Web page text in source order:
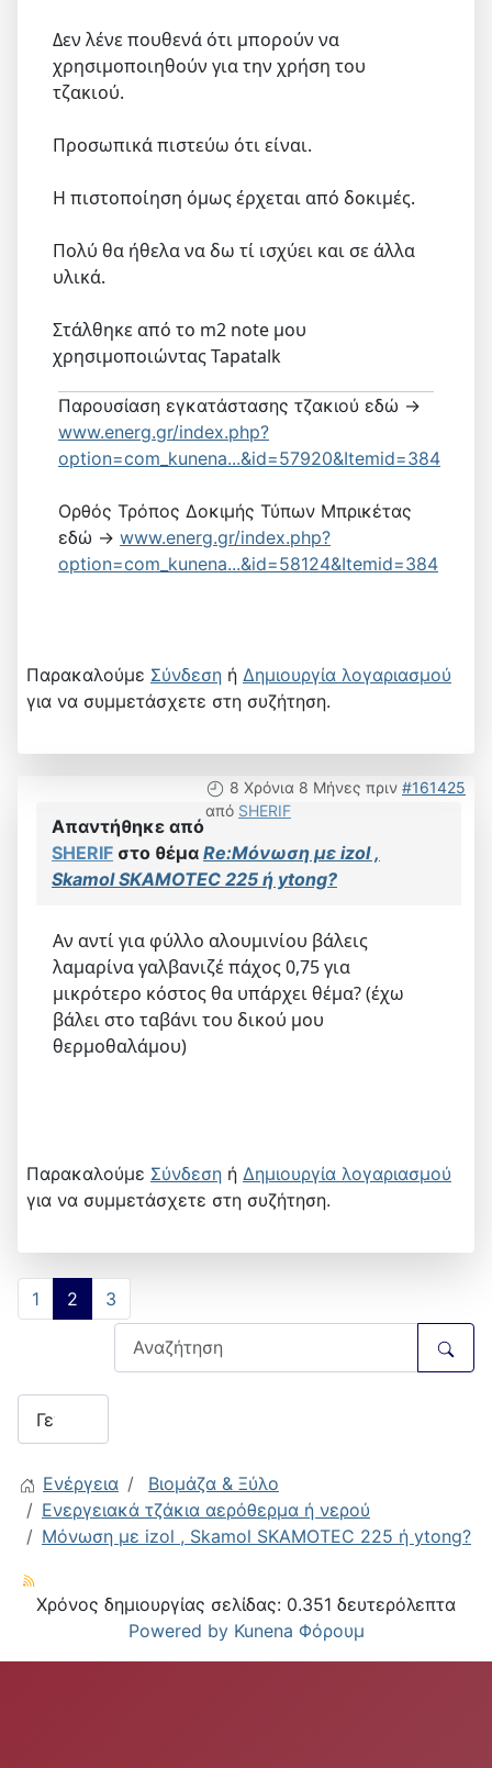
Δεν λένε πουθενά ότι μπορούν να
χρησιμοποιηθούν για την χρήση του
τζακιού.
Προσωπικά πιστεύω ότι είναι.
Η πιστοποίηση όμως έρχεται από δοκιμές.
Πολύ θα ήθελα να δω τί ισχύει και σε άλλα
υλικά.
Στάλθηκε από το m2 note μου
χρησιμοποιώντας Tapatalk
Παρουσίαση εγκατάστασης τζακιού εδώ ->
www.energ.gr/index.php?
option=com_kunena...&id=57920&Itemid=384
Ορθός Τρόπος Δοκιμής Τύπων Μπρικέτας
εδώ -> www.energ.gr/index.php?
option=com_kunena...&id=58124&Itemid=384
Παρακαλούμε Σύνδεση ή Δημιουργία λογαριασμού
για να συμμετάσχετε στη συζήτηση.
8 Χρόνια 8 Μήνες πριν #161425
από SHERIF
Απαντήθηκε από
SHERIF στο θέμα Re:Μόνωση με izol ,
Skamol SKAMOTEC 225 ή ytong?
Αν αντί για φύλλο αλουμινίου βάλεις
λαμαρίνα γαλβανιζέ πάχος 0,75 για
μικρότερο κόστος θα υπάρχει θέμα? (έχω
βάλει στο ταβάνι του δικού μου
θερμοθαλάμου)
Παρακαλούμε Σύνδεση ή Δημιουργία λογαριασμού
για να συμμετάσχετε στη συζήτηση.
1 2 3
Ενέργεια
Βιομάζα & Ξύλο
Ενεργειακά τζάκια αερόθερμα ή νερού
Μόνωση με izol , Skamol SKAMOTEC 225 ή ytong?
Χρόνος δημιουργίας σελίδας: 0.351 δευτερόλεπτα
Powered by Kunena Φόρουμ